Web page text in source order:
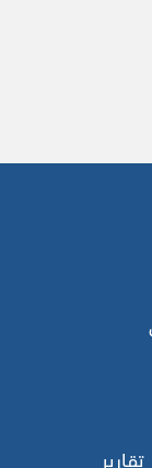
تقارير